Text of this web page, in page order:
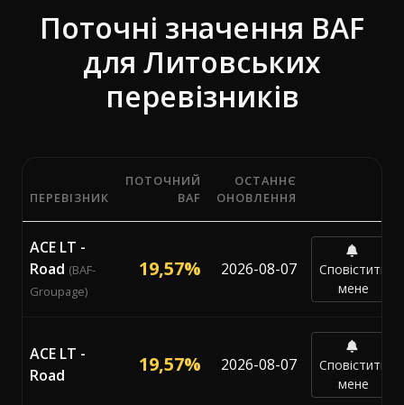
Поточні значення BAF
для Литовських
перевізників
Поточні відсотки паливної надбавки (BAF) від 23
ПЕРЕВІЗНИК
ПОТОЧНИЙ
BAF
ОСТАННЄ
ОНОВЛЕННЯ
ACE LT -
Road (BAF-
Groupage)
19,57% 2026-08-07
Сповістити
мене
ACE LT -
Road
19,57% 2026-08-07
Сповістити
мене